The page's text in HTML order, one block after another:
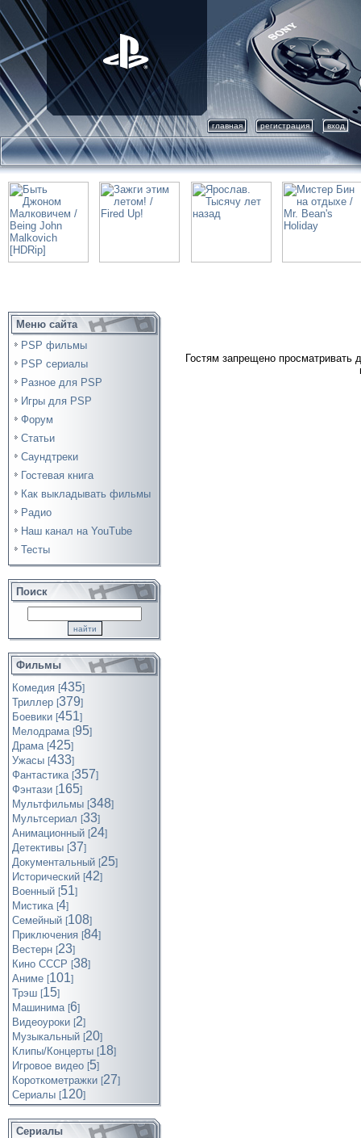
главная регистрация вход
Меню сайта
PSP фильмы
PSP сериалы
Разное для PSP
Игры для PSP
Форум
Статьи
Саундтреки
Гостевая книга
Как выкладывать фильмы
Радио
Наш канал на YouTube
Тесты
Поиск
Фильмы
Комедия [435]
Триллер [379]
Боевики [451]
Мелодрама [95]
Драма [425]
Ужасы [433]
Фантастика [357]
Фэнтази [165]
Мультфильмы [348]
Мультсериал [33]
Анимационный [24]
Детективы [37]
Документальный [25]
Исторический [42]
Военный [51]
Мистика [4]
Семейный [108]
Приключения [84]
Вестерн [23]
Кино СССР [38]
Аниме [101]
Трэш [15]
Машинима [6]
Видеоуроки [2]
Музыкальный [20]
Клипы/Концерты [18]
Игровое видео [5]
Короткометражки [27]
Cериалы [120]
Сериалы
Гостям запрещено просматривать